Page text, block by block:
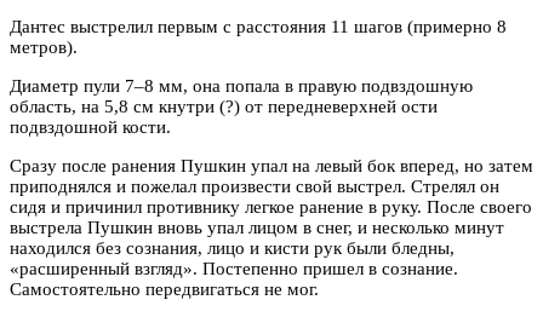
Дантес выстрелил первым с расстояния 11 шагов (примерно 8
метров).
Диаметр пули 7–8 мм, она попала в правую подвздошную
область, на 5,8 см кнутри (?) от передневерхней ости
подвздошной кости.
Сразу после ранения Пушкин упал на левый бок вперед, но затем
приподнялся и пожелал произвести свой выстрел. Стрелял он
сидя и причинил противнику легкое ранение в руку. После своего
выстрела Пушкин вновь упал лицом в снег, и несколько минут
находился без сознания, лицо и кисти рук были бледны,
«расширенный взгляд». Постепенно пришел в сознание.
Самостоятельно передвигаться не мог.